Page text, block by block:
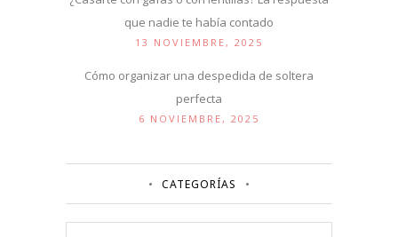
que nadie te había contado
13 NOVIEMBRE, 2025
Cómo organizar una despedida de soltera
perfecta
6 NOVIEMBRE, 2025
CATEGORÍAS